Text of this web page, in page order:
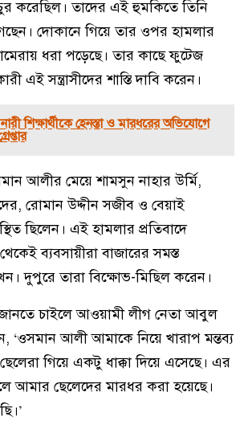
করেছিল। তাদের এই হুমকিতে তিনি
দোকানে গিয়ে তার ওপর হামলার
ধরা পড়েছে। তার কাছে ফুটেজ
এই সন্ত্রাসীদের শাস্তি দাবি করেন।
নারী শিক্ষার্থীকে হেনস্তা ও মারধরের অভিযোগে
আলীর মেয়ে শামসুন নাহার উর্মি,
রোমান উদ্দীন সজীব ও বেয়াই
ছিলেন। এই হামলার প্রতিবাদে
ব্যবসায়ীরা বাজারের সমস্ত
দুপুরে তারা বিক্ষোভ-মিছিল করেন।
চাইলে আওয়ামী লীগ নেতা আবুল
‘ওসমান আলী আমাকে নিয়ে খারাপ মন্তব্য
গিয়ে একটু ধাক্কা দিয়ে এসেছে। এর
আমার ছেলেদের মারধর করা হয়েছে।